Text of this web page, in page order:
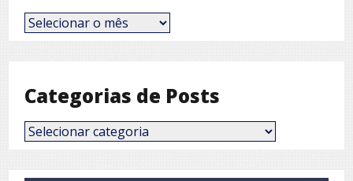
Posts
por
Categorias de Posts
Categorias
de